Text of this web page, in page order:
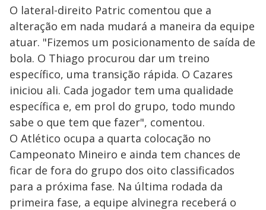
O lateral-direito Patric comentou que a
alteração em nada mudará a maneira da equipe
atuar. "Fizemos um posicionamento de saída de
bola. O Thiago procurou dar um treino
específico, uma transição rápida. O Cazares
iniciou ali. Cada jogador tem uma qualidade
específica e, em prol do grupo, todo mundo
sabe o que tem que fazer", comentou.
O Atlético ocupa a quarta colocação no
Campeonato Mineiro e ainda tem chances de
ficar de fora do grupo dos oito classificados
para a próxima fase. Na última rodada da
primeira fase, a equipe alvinegra receberá o